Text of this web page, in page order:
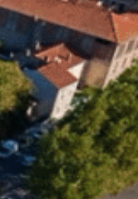
28 °C